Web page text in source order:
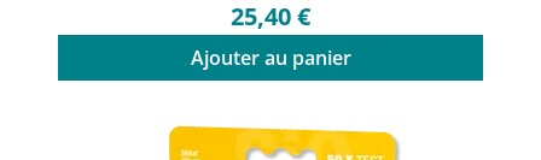
25,40 €
Ajouter au panier